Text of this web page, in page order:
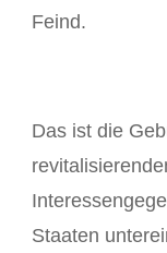
Feind.
Das ist die
Staaten